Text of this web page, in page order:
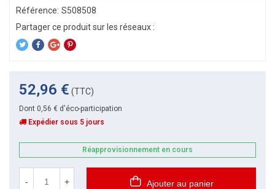
Référence: S508508
52,96 € (TTC)
Dont 0,56 € d'éco-participation
Expédier sous 5 jours
Réapprovisionnement en cours
- + Ajouter au panier